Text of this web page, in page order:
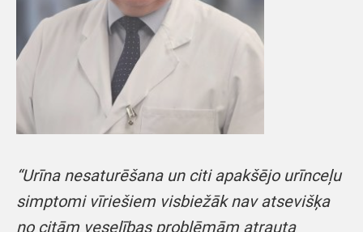
“Urīna nesaturēšana un citi apakšējo urīnceļu
simptomi vīriešiem visbiežāk nav atsevišķa
no citām veselības problēmām atrauta